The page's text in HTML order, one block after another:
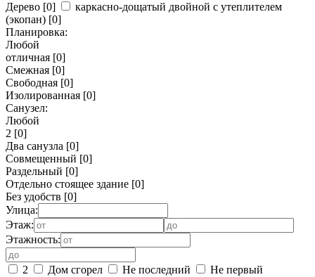
Дерево [0]
каркасно-дощатый двойной с утеплителем
(экопан) [0]
Планировка:
Любой
отличная [0]
Смежная [0]
Свободная [0]
Изолированная [0]
Санузел:
Любой
2 [0]
Два санузла [0]
Совмещенный [0]
Раздельный [0]
Отдельно стоящее здание [0]
Без удобств [0]
Улица:
Этаж:
Этажность:
2 Дом сгорел Не последний
Не первый